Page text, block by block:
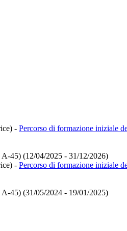
- Percorso di formazione iniziale
45) (12/04/2025 - 31/12/2026)
- Percorso di formazione iniziale
45) (31/05/2024 - 19/01/2025)